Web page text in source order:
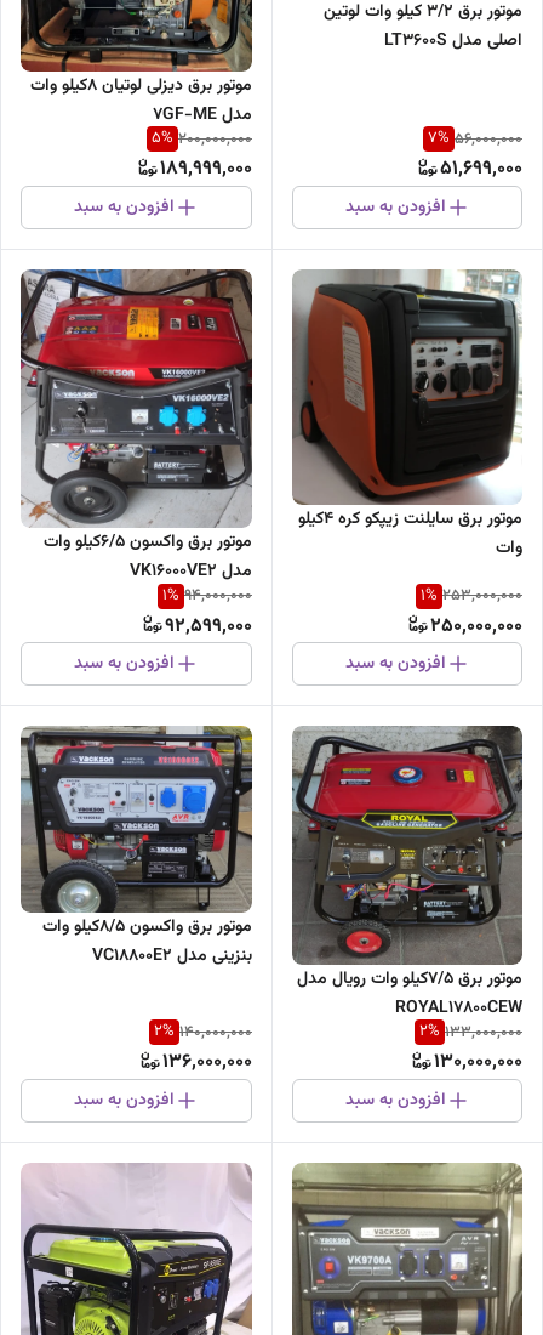
موتور برق ۳/۲ کیلو وات لوتین
اصلی مدل LT3600S
56,000,000
7%
51,699,000
افزودن به سبد
موتور برق دیزلی لوتیان 8کیلو وات
مدل 7GF-ME
200,000,000
5%
189,999,000
افزودن به سبد
موتور برق سایلنت زیپکو کره 4کیلو
وات
253,000,000
1%
250,000,000
افزودن به سبد
موتور برق واکسون 6/5کیلو وات
مدل VK16000VE2
94,000,000
1%
92,599,000
افزودن به سبد
موتور برق 7/5کیلو وات رویال مدل
ROYAL17800CEW
133,000,000
2%
130,000,000
افزودن به سبد
موتور برق واکسون 8/5کیلو وات
بنزینی مدل VC18800E2
140,000,000
2%
136,000,000
افزودن به سبد